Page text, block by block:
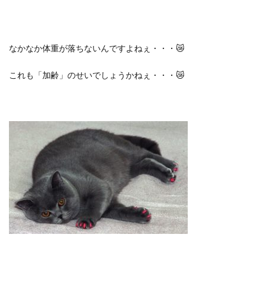
なかなか体重が落ちないんですよねぇ・・・😿
これも「加齢」のせいでしょうかねぇ・・・😿